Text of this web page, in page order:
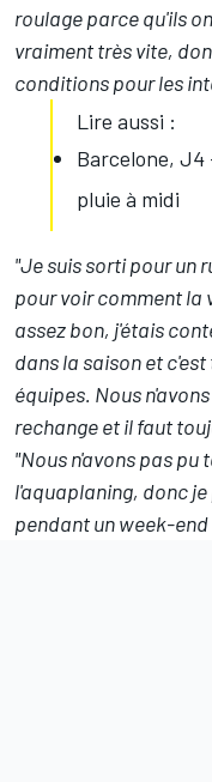
roulage parce qu'ils
vraiment très vite,
conditions pour les
Lire aussi :
Barcelone, J4
pluie à midi
"Je suis sorti pour un
pour voir comment
assez bon, j'étais
dans la saison et
équipes. Nous
rechange et il faut
"Nous n'avons pas
l'aquaplaning, donc
pendant un week-